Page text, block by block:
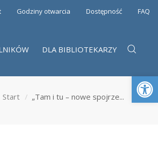
Godziny otwarcia Dostępność FAQ
DLA BIBLIOTEKARZY
Start „Tam i tu – nowe spojrze...